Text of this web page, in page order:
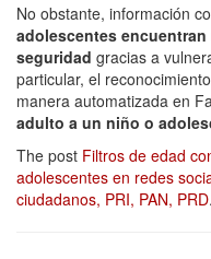
No obstante, información
adolescentes
seguridad gracias a
particular, el
manera automatizada en
adulto a un niño o
The post Filtros de edad
adolescentes en redes
ciudadanos, PRI, PAN, PRD.